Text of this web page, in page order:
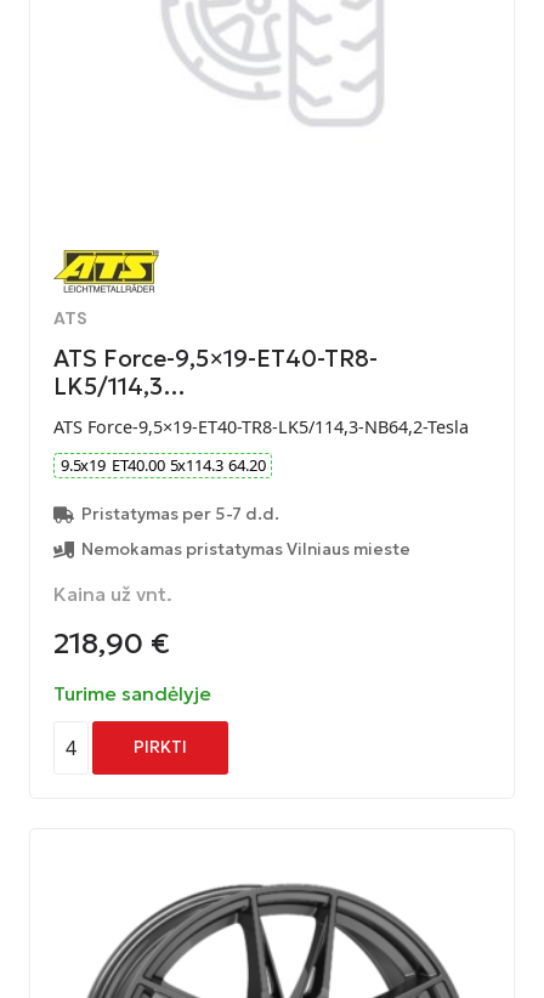
ATS
ATS Force-9,5×19-ET40-TR8-
LK5/114,3…
ATS Force-9,5×19-ET40-TR8-LK5/114,3-NB64,2-Tesla
9.5x19 ET40.00 5x114.3 64.20
Pristatymas per 5-7 d.d.
Nemokamas pristatymas Vilniaus mieste
Kaina už vnt.
218,90 €
Turime sandėlyje
4 PIRKTI